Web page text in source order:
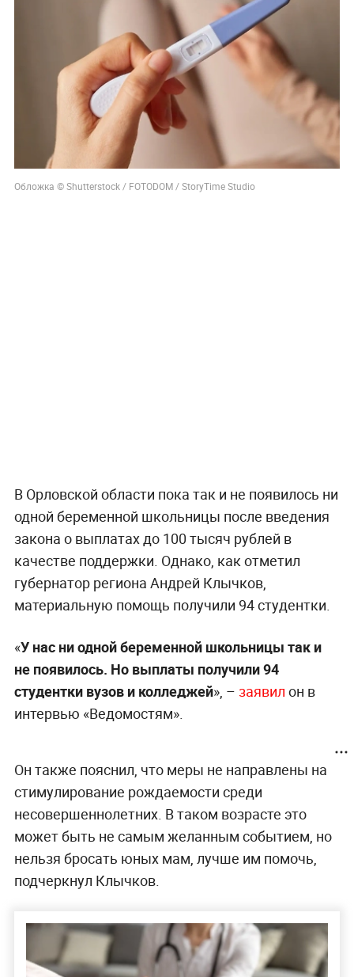
Обложка © Shutterstock / FOTODOM / StoryTime Studio
В Орловской области пока так и не появилось ни
одной беременной школьницы после введения
закона о выплатах до 100 тысяч рублей в
качестве поддержки. Однако, как отметил
губернатор региона Андрей Клычков,
материальную помощь получили 94 студентки.
«У нас ни одной беременной школьницы так и
не появилось. Но выплаты получили 94
студентки вузов и колледжей», – заявил он в
интервью «Ведомостям».
Он также пояснил, что меры не направлены на
стимулирование рождаемости среди
несовершеннолетних. В таком возрасте это
может быть не самым желанным событием, но
нельзя бросать юных мам, лучше им помочь,
подчеркнул Клычков.